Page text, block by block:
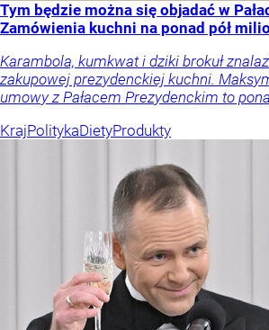
Tym będzie można się objadać w
Zamówienia kuchni na ponad pół
Karambola, kumkwat i dziki brokuł
zakupowej prezydenckiej kuchni.
umowy z Pałacem Prezydenckim to
KrajPolitykaDietyProdukty